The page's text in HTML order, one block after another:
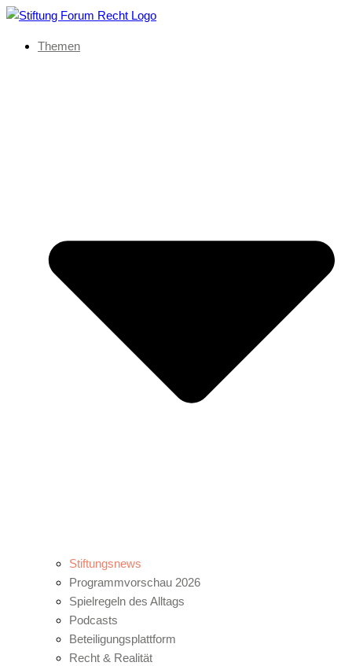
Themen
Stiftungsnews
Programmvorschau 2026
Spielregeln des Alltags
Podcasts
Beteiligungsplattform
Recht & Realität